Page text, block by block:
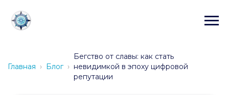
Главная Блог
Бегство от славы: как стать
невидимкой в эпоху цифровой
репутации